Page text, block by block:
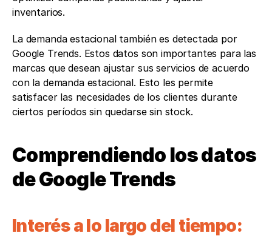
inventarios.
La demanda estacional también es detectada por
Google Trends. Estos datos son importantes para las
marcas que desean ajustar sus servicios de acuerdo
con la demanda estacional. Esto les permite
satisfacer las necesidades de los clientes durante
ciertos períodos sin quedarse sin stock.
Comprendiendo los datos
de Google Trends
Interés a lo largo del tiempo: